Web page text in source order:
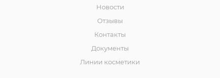
Новости
Отзывы
Контакты
Документы
Линии косметики